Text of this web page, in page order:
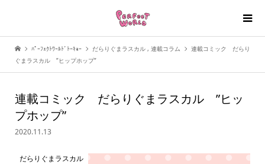
ﾊﾟｰﾌｪｸﾄﾜｰﾙﾄﾞﾄｰｷｮｰ だらりぐまラスカル , 連載コラム
連載コミック だらり
ぐまラスカル ”ヒップホップ”
連載コミック だらりぐまラスカル ”ヒッ
プホップ”
2020.11.13
だらりぐまラスカル